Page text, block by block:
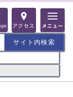
アクセス メニュー